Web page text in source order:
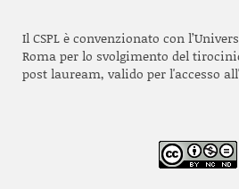
Il CSPL è convenzionato con
Roma per lo svolgimento del
post lauream, valido per l'accesso